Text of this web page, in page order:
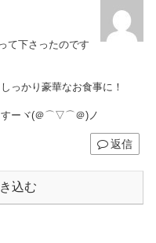
て下さったのです
っかり豪華なお食事に！
すーヾ(＠⌒▽⌒＠)ノ
返信
込む